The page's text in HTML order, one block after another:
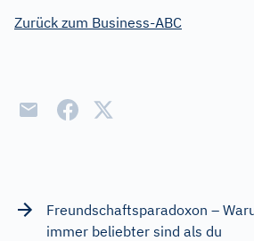
Zurück zum Business-ABC
Freundschaftsparadoxon –
immer beliebter sind als du